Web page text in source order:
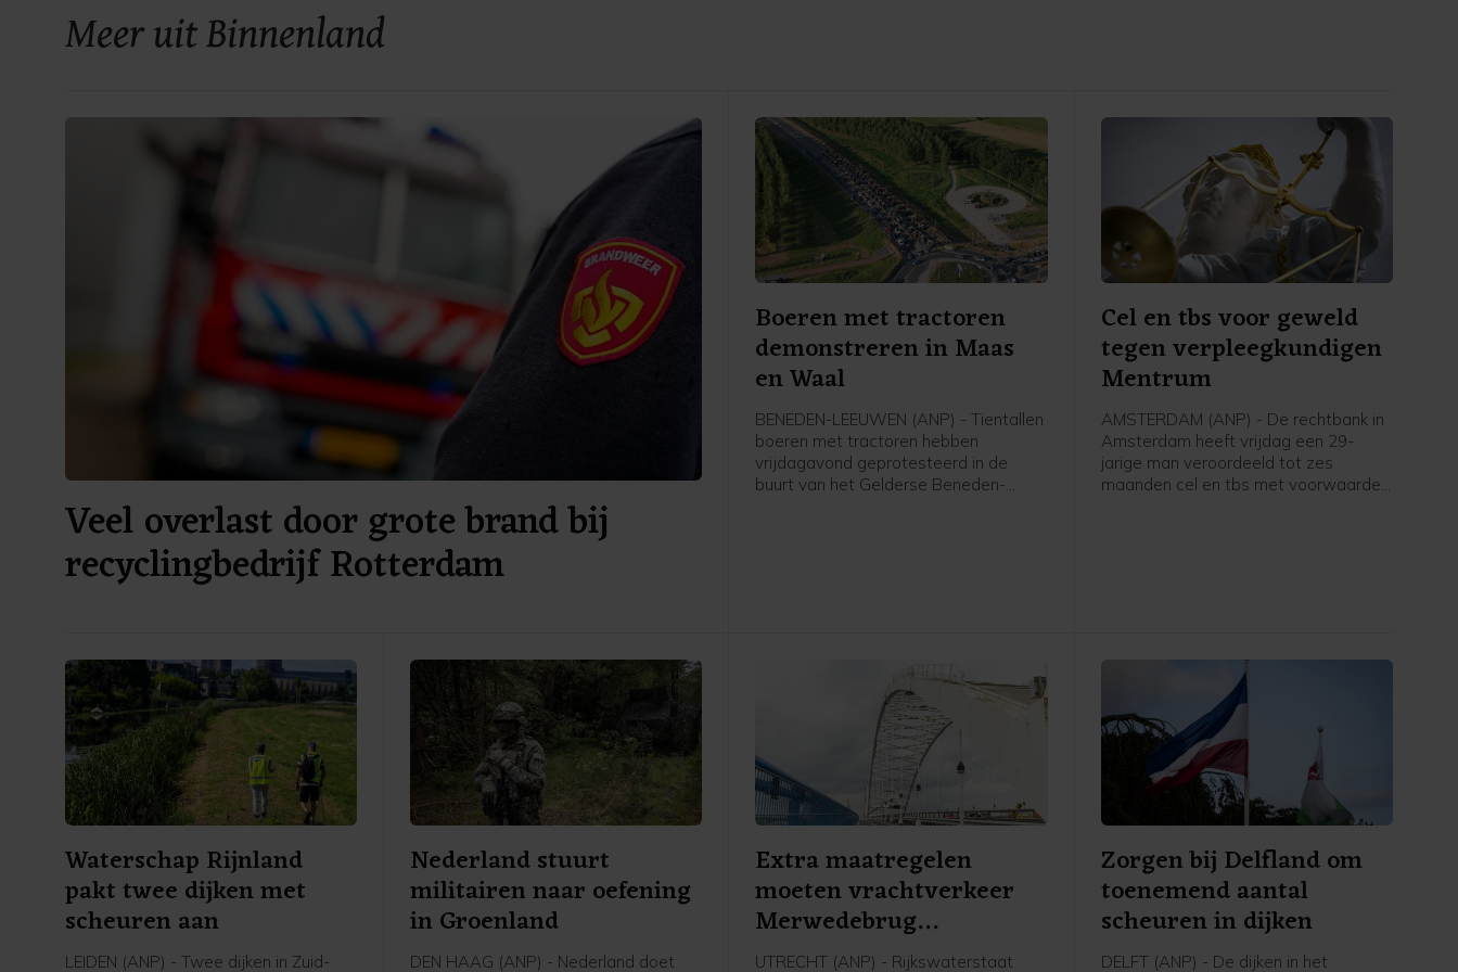
Meer uit Binnenland
Veel overlast door grote brand bij
recyclingbedrijf Rotterdam
Boeren met tractoren
demonstreren in Maas
en Waal
BENEDEN-LEEUWEN (ANP) - Tientallen
boeren met tractoren hebben
vrijdagavond geprotesteerd in de
buurt van het Gelderse Beneden-
Cel en tbs voor geweld
tegen verpleegkundigen
Mentrum
AMSTERDAM (ANP) - De rechtbank in
Amsterdam heeft vrijdag een 29-
jarige man veroordeeld tot zes
maanden cel en tbs met voorwaarden
Waterschap Rijnland
pakt twee dijken met
scheuren aan
LEIDEN (ANP) - Twee dijken in Zuid-
Nederland stuurt
militairen naar oefening
in Groenland
DEN HAAG (ANP) - Nederland doet
Extra maatregelen
moeten vrachtverkeer
Merwedebrug
terugdringen
UTRECHT (ANP) - Rijkswaterstaat
Zorgen bij Delfland om
toenemend aantal
scheuren in dijken
DELFT (ANP) - De dijken in het